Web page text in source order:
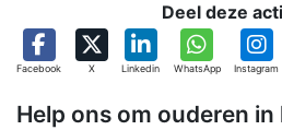
Deel deze
Facebook X Linkedin WhatsApp Instagram
Help ons om ouderen